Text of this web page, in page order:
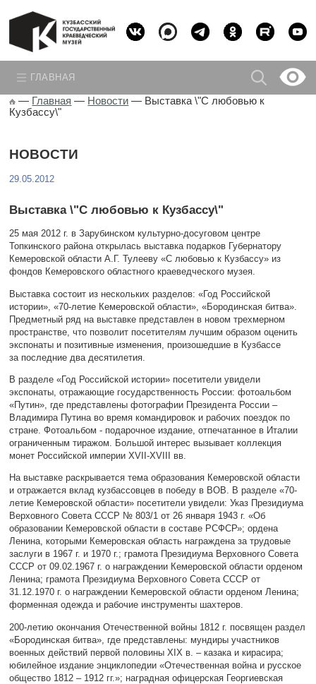
ГЛАВНАЯ
— Главная — Новости — Выставка \"С любовью к
Кузбассу\"
НОВОСТИ
29.05.2012
Выставка \"С любовью к Кузбассу\"
25 мая 2012 г. в Зарубинском культурно-досуговом центре
Топкинского района открылась выставка подарков Губернатору
Кемеровской области А.Г. Тулееву «С любовью к Кузбассу» из
фондов Кемеровского областного краеведческого музея.
Выставка состоит из нескольких разделов: «Год Российской
истории», «70-летие Кемеровской области», «Бородинская битва».
Предметный ряд на выставке представлен в новом трехмерном
пространстве, что позволит посетителям лучшим образом оценить
экспонаты и позитивные изменения, произошедшие в Кузбассе
за последние два десятилетия.
В разделе «Год Российской истории» посетители увидели
экспонаты, отражающие государственность России: фотоальбом
«Путин», где представлены фотографии Президента России –
Владимира Путина во время командировок и рабочих поездок по
стране. Фотоальбом - подарочное издание, отпечатанное в Италии
ограниченным тиражом. Большой интерес вызывает коллекция
монет Российской империи XVII-XVIII вв.
На выставке раскрывается тема образования Кемеровской области
и отражается вклад кузбассовцев в победу в ВОВ. В разделе «70-
летие Кемеровской области» посетители увидели: Указ Президиума
Верховного Совета СССР № 803/1 от 26 января 1943 г. «Об
образовании Кемеровской области в составе РСФСР»; ордена
Ленина, которыми Кемеровская область награждена за трудовые
заслуги в 1967 г. и 1970 г.; грамота Президиума Верховного Совета
СССР от 09.02.1967 г. о награждении Кемеровской области орденом
Ленина; грамота Президиума Верховного Совета СССР от
31.12.1970 г. о награждении Кемеровской области орденом Ленина;
форменная одежда и рабочие инструменты шахтеров.
200-летию окончания Отечественной войны 1812 г. посвящен раздел
«Бородинская битва», где представлены: мундиры участников
военных действий первой половины XIX в. – казака и кирасира;
юбилейное издание энциклопедии «Отечественная война и русское
общество 1812 – 1912 гг.»; наградная офицерская Георгиевская